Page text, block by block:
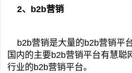
2、b2b营销
b2b营销是大量的b2b营销平
国内的主要b2b营销平台有慧聪
行业的b2b营销平台。